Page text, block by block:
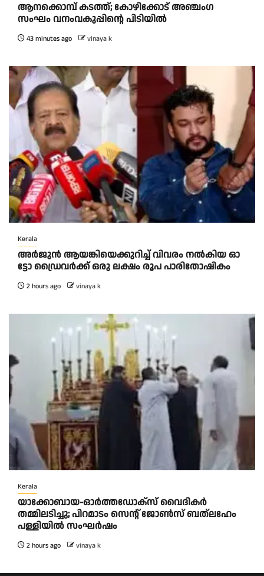
ആനക്കൊമ്പ് കടത്ത്; കോഴിക്കോട് അഞ്ചംഗ
സംഘം വനംവകുപ്പിന്റെ പിടിയിൽ
43 minutes ago vinaya k
Kerala
അ​ർ​ജു​ൻ ആ​യ​ങ്കി​യെ​ക്കു​റി​ച്ച് വി​വ​രം ന​ൽ​കി​യ ഓ​
ട്ടോ ഡ്രൈ​വ​ർ​ക്ക് ഒ​രു ല​ക്ഷം രൂ​പ പാ​രി​തോ​ഷി​കം
2 hours ago vinaya k
Kerala
യാക്കോബായ-ഓർത്തഡോക്സ് വൈദികർ
തമ്മിലടിച്ചു; പിറമാടം സെന്റ്‌ ജോൺസ് ബത്ലഹേം
പള്ളിയിൽ സംഘർഷം
2 hours ago vinaya k